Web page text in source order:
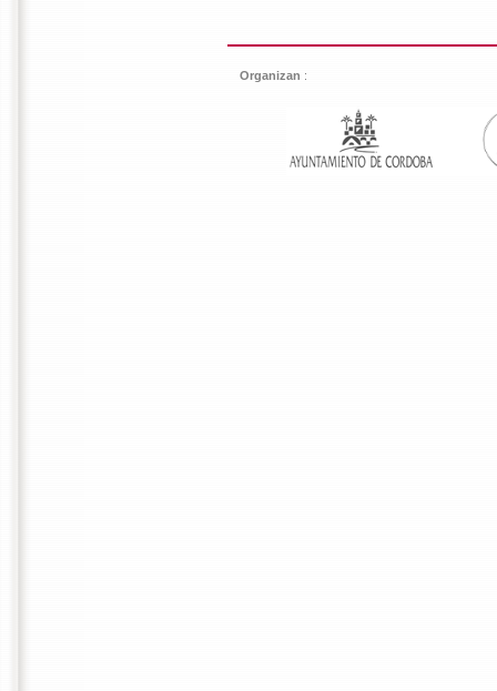
Organizan